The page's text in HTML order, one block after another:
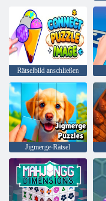
Rätselbild anschließen
Jigmerge-Rätsel